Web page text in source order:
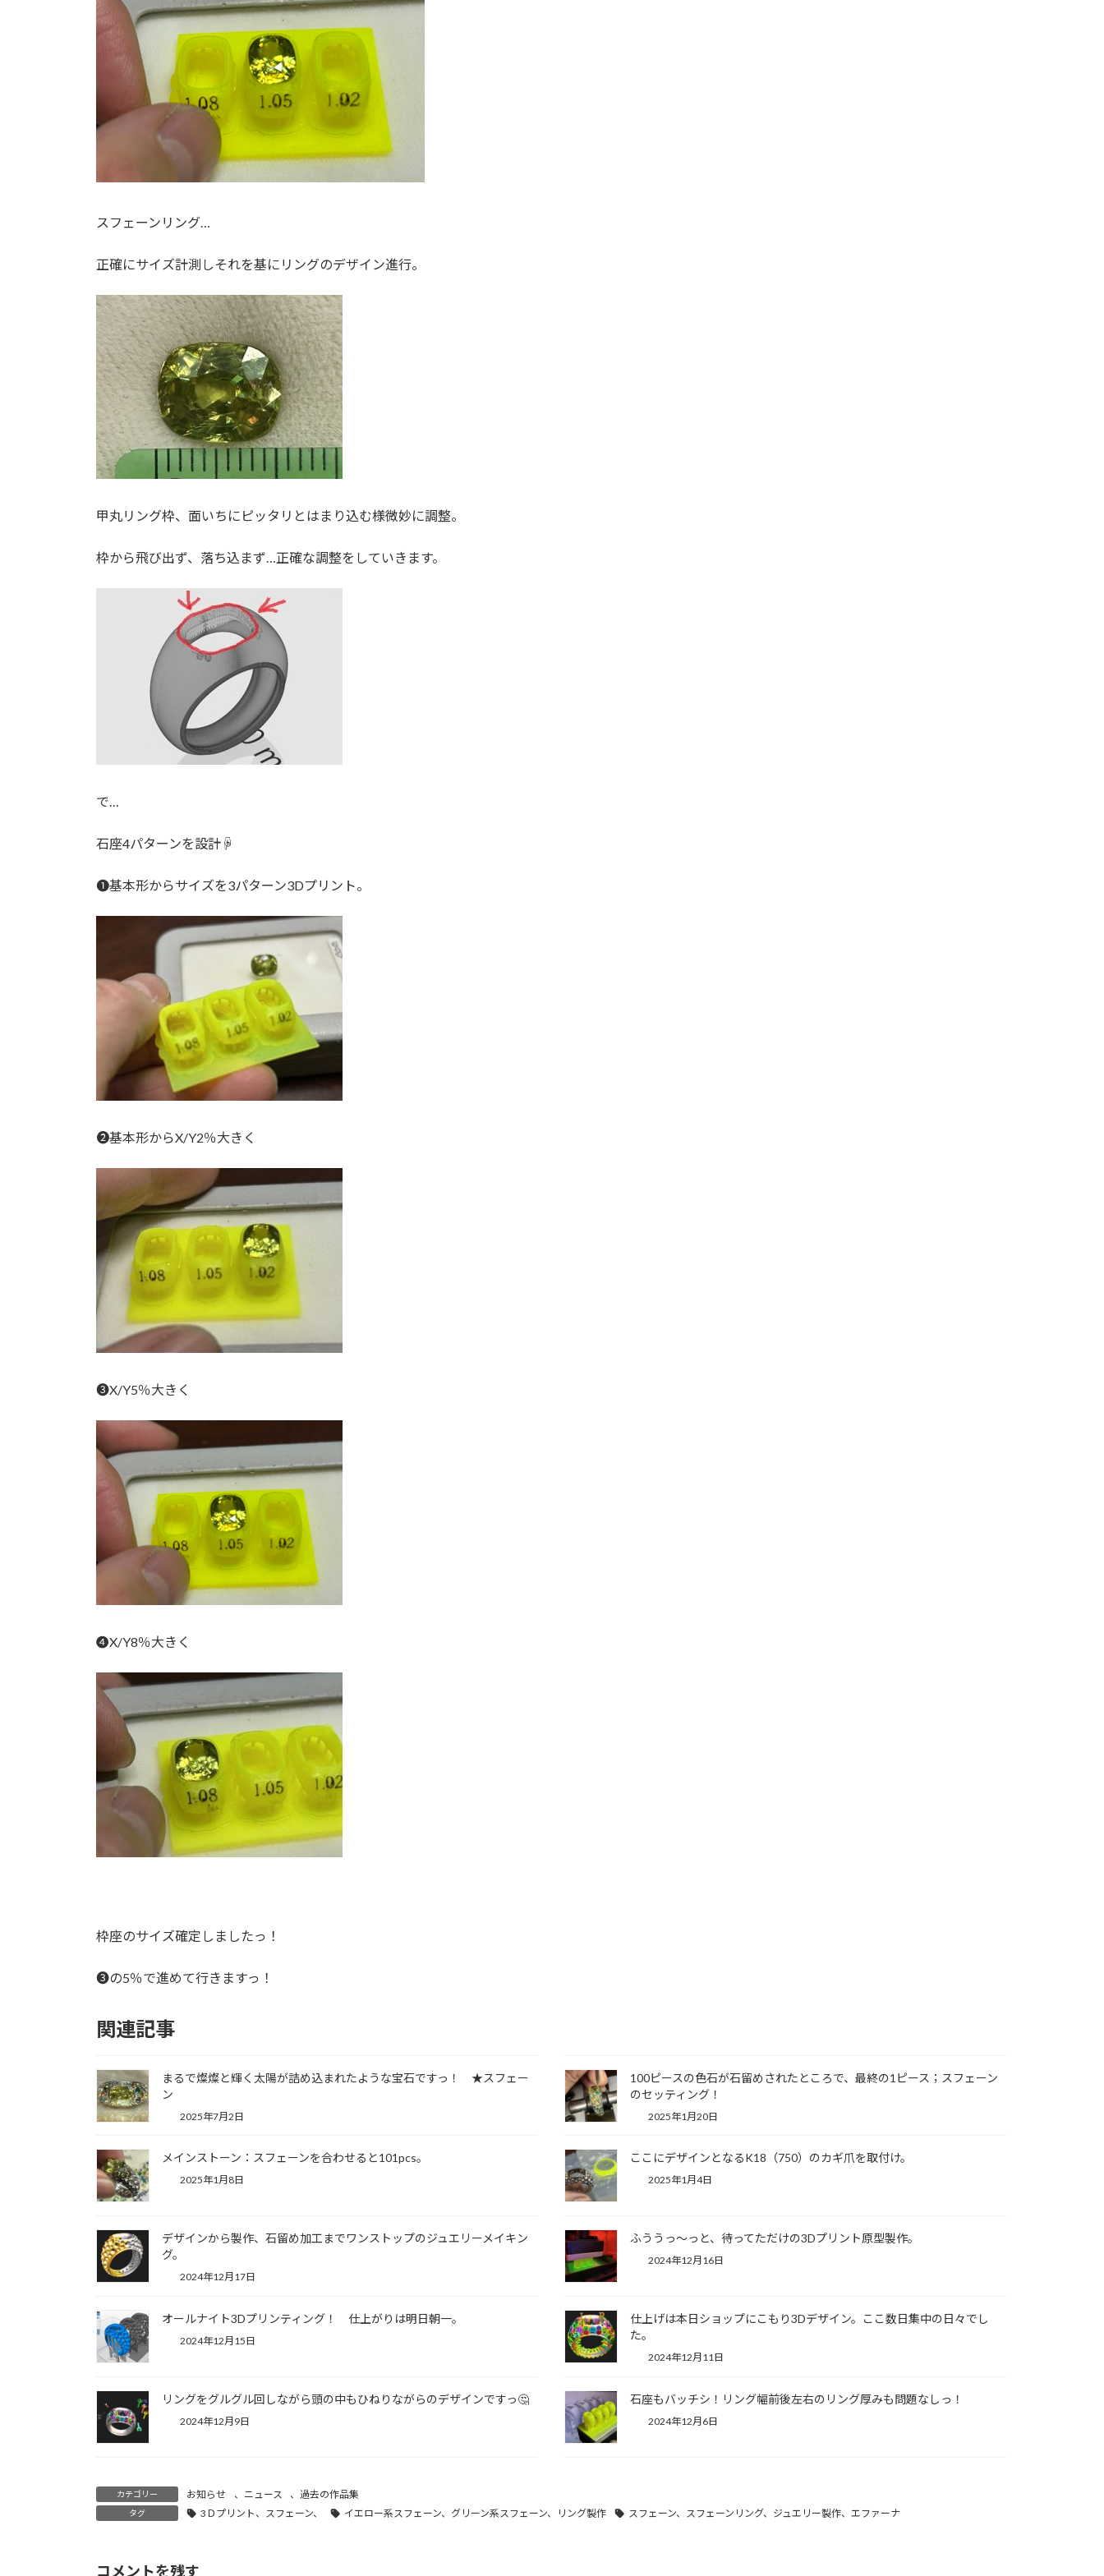
スフェーンリング…
正確にサイズ計測しそれを基にリングのデザイン進行。
甲丸リング枠、面いちにピッタリとはまり込む様微妙に調整。
枠から飛び出ず、落ち込まず…正確な調整をしていきます。
で…
石座4パターンを設計☟
❶基本形からサイズを3パターン3Dプリント。
❷基本形からX/Y2％大きく
❸X/Y5％大きく
❹X/Y8％大きく
枠座のサイズ確定しましたっ！
❸の5％で進めて行きますっ！
関連記事
まるで燦燦と輝く太陽が詰め込まれたような宝石ですっ！ ★スフェー
ン
2025年7月2日
100ピースの色石が石留めされたところで、最終の1ピース；スフェーン
のセッティング！
2025年1月20日
メインストーン：スフェーンを合わせると101pcs。
2025年1月8日
ここにデザインとなるK18（750）のカギ爪を取付け。
2025年1月4日
デザインから製作、石留め加工までワンストップのジュエリーメイキン
グ。
2024年12月17日
ふううっ～っと、待ってただけの3Dプリント原型製作。
2024年12月16日
オールナイト3Dプリンティング！ 仕上がりは明日朝一。
2024年12月15日
仕上げは本日ショップにこもり3Dデザイン。ここ数日集中の日々でし
た。
2024年12月11日
リングをグルグル回しながら頭の中もひねりながらのデザインですっ🤔
2024年12月9日
石座もバッチシ！リング幅前後左右のリング厚みも問題なしっ！
2024年12月6日
カテゴリー お知らせ 、 ニュース 、過去の作品集
タグ 3Ｄプリント、スフェーン、 イエロー系スフェーン、グリーン系スフェーン、リング製作 スフェーン、スフェーンリング、ジュエリー製作、エファーナ
コメントを残す